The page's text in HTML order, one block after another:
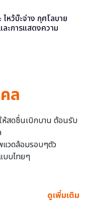
ไหว้บ๊ะจ่าง กุศโลบาย
ะการแสดงความ
ล
ห้สดชื่นเบิกบาน ต้อนรับ
วดล้อมรอบๆตัว
บบไทยๆ
ดูเพิ่มเติม